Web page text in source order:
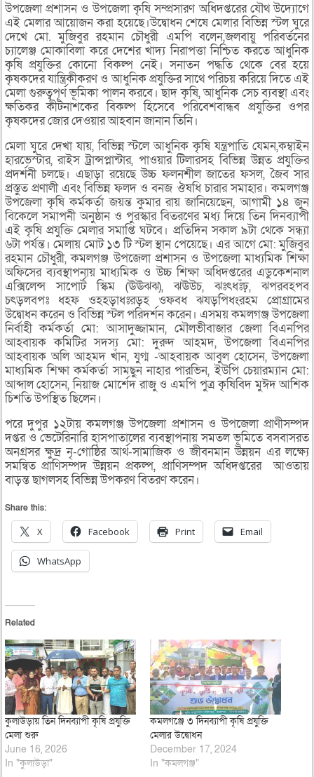
উপজেলা প্রশাসন ও উপজেলা কৃষি সম্প্রসারণ অধিদপ্তরের যৌথ উদ্যোগে
এই মেলার আয়োজন করা হয়েছে।উদ্বোধন শেষে মেলার বিভিন্ন স্টল ঘুরে
দেখে মো. মুজিবুর রহমান চৌধুরী এমপি বলেন,জলবায়ু পরিবর্তনের
চ্যালেঞ্জ মোকাবিলা করে দেশের খাদ্য নিরাপত্তা নিশ্চিত করতে আধুনিক
কৃষি প্রযুক্তির কোনো বিকল্প নেই। সনাতন পদ্ধতি থেকে বের হয়ে
কৃষকদের যান্ত্রিকীকরণ ও আধুনিক প্রযুক্তির সাথে পরিচয় করিয়ে দিতে এই
মেলা গুরুত্বপূর্ণ ভূমিকা পালন করবে। ছাদ কৃষি, আধুনিক সেচ ব্যবস্থা এবং
ক্ষতিকর কীটনাশকের বিকল্প হিসেবে পরিবেশবান্ধব প্রযুক্তির ওপর
কৃষকদের জোর দেওয়ার আহবান জানান তিনি।
মেলা ঘুরে দেখা যায়, বিভিন্ন স্টলে আধুনিক কৃষি যন্ত্রপাতি যেমন,কম্বাইন
হারভেস্টার, রাইস ট্রান্সপ্লান্টার, পাওয়ার টিলারসহ বিভিন্ন উন্নত প্রযুক্তির
প্রদর্শনী চলছে। এছাড়া রয়েছে উচ্চ ফলনশীল জাতের ফসল, জৈব সার
প্রস্তুত প্রণালী এবং বিভিন্ন ফলদ ও বনজ ঔষধি চারার সমাহার। কমলগঞ্জ
উপজেলা কৃষি কর্মকর্তা জয়ন্ত কুমার রায় জানিয়েছেন, আগামী ১৪ জুন
বিকেলে সমাপনী অনুষ্ঠান ও পুরস্কার বিতরণের মধ্য দিয়ে তিন দিনব্যাপী
এই কৃষি প্রযুক্তি মেলার সমাপ্তি ঘটবে। প্রতিদিন সকাল ৯টা থেকে সন্ধ্যা
৬টা পর্যন্ত। মেলায় মোট ১৩ টি স্টল স্থান পেয়েছে। এর আগে মো: মুজিবুর
রহমান চৌধুরী, কমলগঞ্জ উপজেলা প্রশাসন ও উপজেলা মাধ্যমিক শিক্ষা
অফিসের ব্যবস্থাপনায় মাধ্যমিক ও উচ্চ শিক্ষা অধিদপ্তরের এডুকেশনাল
এক্সিলেন্স সাপোর্ট স্কিম (ঊঊঝঝ), ঝঊউচ, ঝঃৎধঃঁঢ়, ঝপরবহপব
চৎড়লবপঃ ধহফ ওহহড়াধঃরড়হ ওফবধ ঝযড়পিধংরহম প্রোগ্রামের
উদ্বোধন করেন ও বিভিন্ন স্টল পরিদর্শন করেন। এসময় কমলগঞ্জ উপজেলা
নির্বাহী কর্মকর্তা মো: আসাদুজ্জামান, মৌলভীবাজার জেলা বিএনপির
আহবায়ক কমিটির সদস্য মো: দুরুদ আহমদ, উপজেলা বিএনপির
আহবায়ক অলি আহমদ খাঁন, যুগ্ম -আহবায়ক আবুল হোসেন, উপজেলা
মাধ্যমিক শিক্ষা কর্মকর্তা সামছুন নাহার পারভিন, ইউপি চেয়ারম্যান মো:
আব্দাল হোসেন, নিয়াজ মোর্শেদ রাজু ও এমপি পুত্র কৃষিবিদ মুঈদ আশিক
চিশতি উপস্থিত ছিলেন।
পরে দুপুর ১২টায় কমলগঞ্জ উপজেলা প্রশাসন ও উপজেলা প্রাণীসম্পদ
দপ্তর ও ভেটেরিনারি হাসপাতালের ব্যবস্থাপনায় সমতল ভূমিতে বসবাসরত
অনগ্রসর ক্ষুদ্র নৃ-গোষ্ঠির আর্থ-সামাজিক ও জীবনমান উন্নয়ন এর লক্ষ্যে
সমন্বিত প্রাণিসম্পদ উন্নয়ন প্রকল্প, প্রাণিসম্পদ অধিদপ্তরের আওতায়
বাড়ন্ত ছাগলসহ বিভিন্ন উপকরণ বিতরণ করেন।
Share this:
X Facebook Print Email
WhatsApp
Related
কুলাউড়ায় তিন দিনব্যাপী কৃষি প্রযুক্তি
মেলা শুরু
June 16, 2026
In "কুলাউড়া"
কমলগঞ্জে ৩ দিনব্যাপী কৃষি প্রযুক্তি
মেলার উদ্বোধন
December 17, 2024
In "কমলগঞ্জ"